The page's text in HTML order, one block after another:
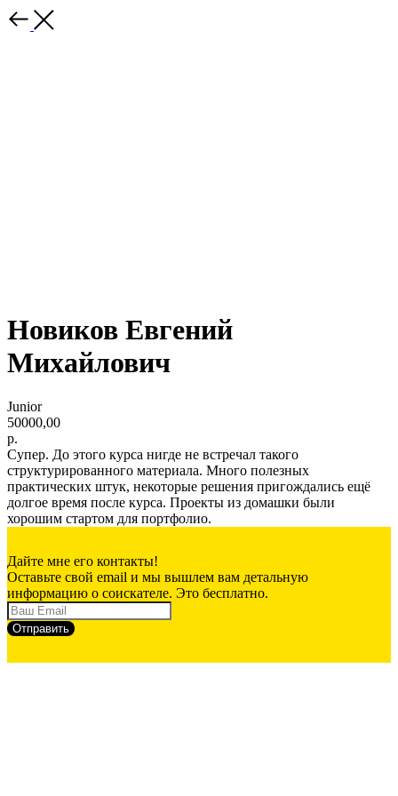
Новиков Евгений
Михайлович
Junior
50000,00
р.
Супер. До этого курса нигде не встречал такого
структурированного материала. Много полезных
практических штук, некоторые решения пригождались ещё
долгое время после курса. Проекты из домашки были
хорошим стартом для портфолио.
Дайте мне его контакты!
Оставьте свой email и мы вышлем вам детальную
информацию о соискателе. Это бесплатно.
Отправить